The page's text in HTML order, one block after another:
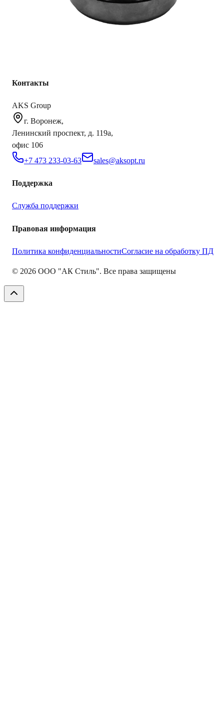
Контакты
AKS Group
г. Воронеж,
Ленинский проспект, д. 119а,
офис 106
+7 473 233-03-63
sales@aksopt.ru
Поддержка
Служба поддержки
Правовая информация
Политика конфиденциальностиСогласие на обработку ПД
© 2026 ООО "АК Стиль". Все права защищены